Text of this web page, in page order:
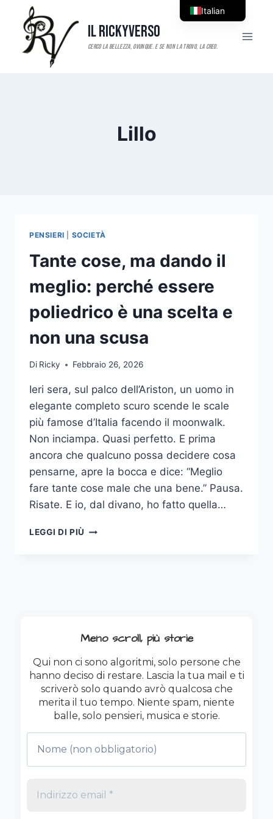
contenuto
Il RickyVerso
Lillo
PENSIERI SOCIETÀ
Tante cose, ma dando il
meglio: perché essere
poliedrico è una scelta e
non una scusa
Di Ricky Febbraio 26, 2026
Ieri sera, sul palco dell’Ariston, un uomo in
elegante completo scuro scende le scale
più famose d’Italia facendo il moonwalk.
Non inciampa. Quasi perfetto. E prima
ancora che qualcuno possa decidere cosa
pensarne, apre la bocca e dice: “Meglio
fare tante cose male che una bene.” Pausa.
Risate. E io, dal divano, ho fatto quella…
LEGGI DI PIÙ TANTE
POLIEDRICO
È
SCELTA
NON
UNA
SCUSA
Meno scroll, più storie
Qui non ci sono algoritmi, solo persone che
hanno deciso di restare. Lascia la tua mail e ti
scriverò solo quando avrò qualcosa che
merita il tuo tempo. Niente spam, niente
balle, solo pensieri, musica e storie.
Italian